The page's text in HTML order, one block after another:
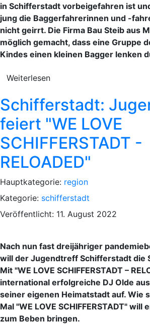
in Schifferstadt vorbeigefahren ist
jung die Baggerfahrerinnen und -
nicht geirrt. Die Firma Bau Steib aus
möglich gemacht, dass eine Gruppe
Kindes einen kleinen Bagger lenken
Weiterlesen
Schifferstadt:
feiert "WE LOVE
SCHIFFERSTADT -
RELOADED"
Hauptkategorie: region
Kategorie: schifferstadt
Veröffentlicht: 11. August 2022
Nach nun fast dreijähriger
will der Jugendtreff Schifferstadt die
Mit "WE LOVE SCHIFFERSTADT –
international erfolgreiche DJ Olde
seiner eigenen Heimatstadt auf. Wie
Mal "WE LOVE SCHIFFERSTADT" will
zum Beben bringen.